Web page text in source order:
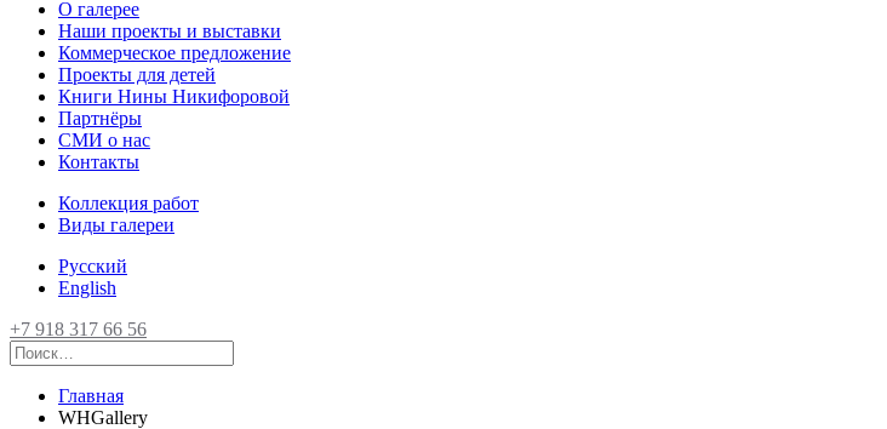
О галерее
Наши проекты и выставки
Коммерческое предложение
Проекты для детей
Книги Нины Никифоровой
Партнёры
СМИ о нас
Контакты
Коллекция работ
Виды галереи
Русский
English
+7 918 317 66 56
Главная
WHGallery